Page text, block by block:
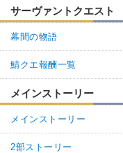
サーヴァントクエスト
幕間の物語
鯖クエ報酬一覧
メインストーリー
メインストーリー
2部ストーリー